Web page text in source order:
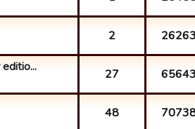
2
27
48